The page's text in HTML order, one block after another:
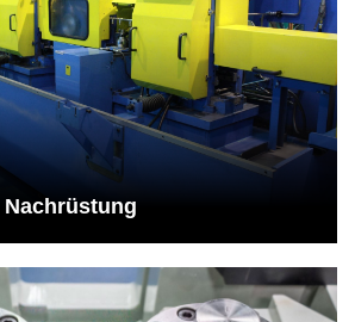
Nachrüstung
REDEX Group ist in der Lage,
der Modernisierung von Maschinen